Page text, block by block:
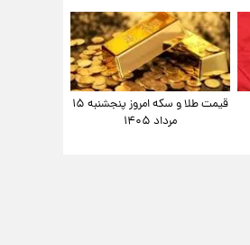
قیمت طلا و سکه امروز پنجشنبه ۱۵
مرداد ۱۴۰۵